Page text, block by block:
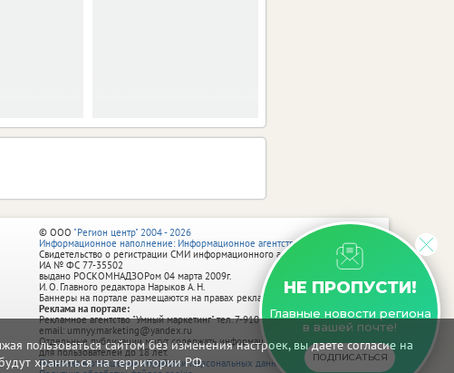
пользоваться сайтом без изменения настроек, вы даете согласие на
храниться на территории РФ.
НЕ ПРОПУСТИ!
Главные новости региона
в вашей почте!
ПОДПИСАТЬСЯ
© ООО "Регион центр" 2004 - 2026
Информационное наполнение: Информационное агентство vRossii.ru
Свидетельство о регистрации СМИ информационного агентства vRossii.ru
ИА № ФС 77‑35502
выдано РОСКОМНАДЗОРом 04 марта 2009г.
И. О. Главного редактора Нарыков А. Н.
Баннеры на портале размещаются на правах рекламы.
Реклама на портале:
Рекламное агентство "Умный маркетинг" тел. 7-910-267-70-40,
email: umnyy.marketing@yandex.ru
Отдельные публикации могут содержать информацию, не предназначенную
для пользователей до 18 лет.
Политика в отношении обработки персональных данных